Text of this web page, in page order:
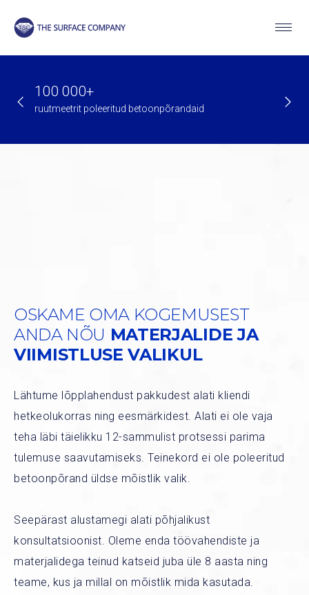
100 000+
ruutmeetrit poleeritud betoonpõrandaid
OSKAME OMA KOGEMUSEST
ANDA NÕU MATERJALIDE JA
VIIMISTLUSE VALIKUL
Lähtume lõpplahendust pakkudest alati kliendi
hetkeolukorras ning eesmärkidest. Alati ei ole vaja
teha läbi täielikku 12-sammulist protsessi parima
tulemuse saavutamiseks. Teinekord ei ole poleeritud
betoonpõrand üldse mõistlik valik.
Seepärast alustamegi alati põhjalikust
konsultatsioonist. Oleme enda töövahendiste ja
materjalidega teinud katseid juba üle 8 aasta ning
teame, kus ja millal on mõistlik mida kasutada.